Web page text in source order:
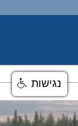
נגישות